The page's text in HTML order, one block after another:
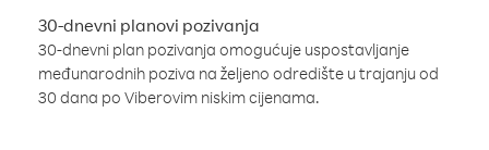
30-dnevni planovi pozivanja
30-dnevni plan pozivanja omogućuje uspostavljanje
međunarodnih poziva na željeno odredište u trajanju od
30 dana po Viberovim niskim cijenama.